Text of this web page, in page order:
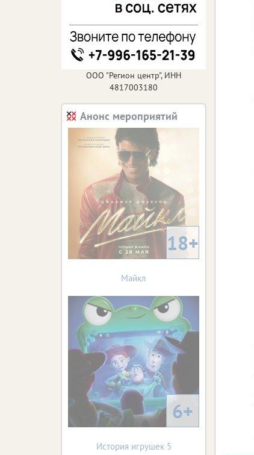
ООО "Регион центр", ИНН
4817003180
Анонс мероприятий
18+
Майкл
6+
История игрушек 5